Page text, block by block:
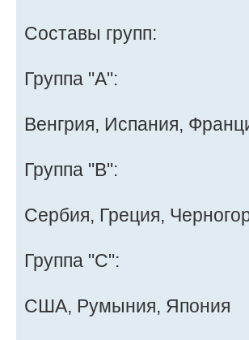
Составы групп:
Группа "A":
Венгрия, Испания,
Группа "B":
Сербия, Греция,
Группа "C":
США, Румыния, Япония